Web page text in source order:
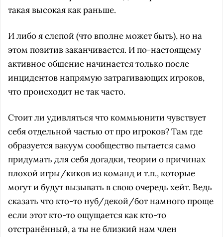
такая высокая как раньше.
И либо я слепой (что вполне может быть), но на
этом позитив заканчивается. И по-настоящему
активное общение начинается только после
инцидентов напрямую затрагивающих игроков,
что происходит не так часто.
Стоит ли удивляться что коммьюнити чувствует
себя отдельной частью от про игроков? Там где
образуется вакуум сообщество пытается само
придумать для себя догадки, теории о причинах
плохой игры/киков из команд и т.п., которые
могут и будут вызывать в свою очередь хейт. Ведь
сказать что кто-то нуб/декой/бот намного проще
если этот кто-то ощущается как кто-то
отстранённый, а ты не близкий нам член